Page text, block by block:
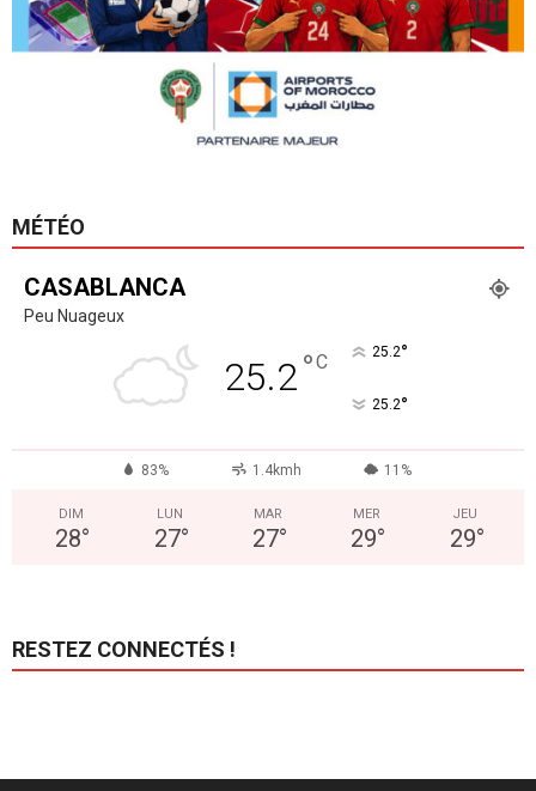
MÉTÉO
CASABLANCA
Peu Nuageux
25.2°C 25.2°
25.2°
83% 1.4kmh 11%
DIM
28°
LUN
27°
MAR
27°
MER
29°
JEU
29°
RESTEZ CONNECTÉS !